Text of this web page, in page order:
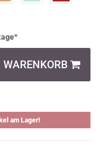
WARENKORB
am Lager!